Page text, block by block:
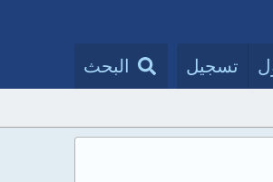
مقالات الأطباء
تسجيل البحث